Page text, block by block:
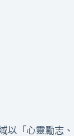
以「心靈勵志、